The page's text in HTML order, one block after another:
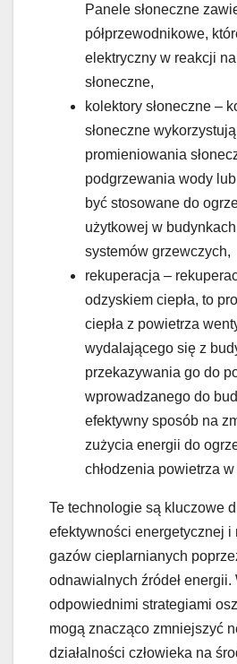
Panele słoneczne
półprzewodnikowe,
elektryczny w reakcji na
słoneczne,
kolektory słoneczne –
słoneczne
promieniowania
podgrzewania wody
być stosowane do
użytkowej w
systemów grzewczych,
rekuperacja –
odzyskiem ciepła, to
ciepła z powietrza
wydalającego się z
przekazywania go do
wprowadzanego do
efektywny sposób na
zużycia energii do
chłodzenia powietrza
Te technologie są kluczowe
efektywności energetycznej i
gazów cieplarnianych
odnawialnych źródeł energii.
odpowiednimi strategiami
mogą znacząco zmniejszyć
działalności człowieka na